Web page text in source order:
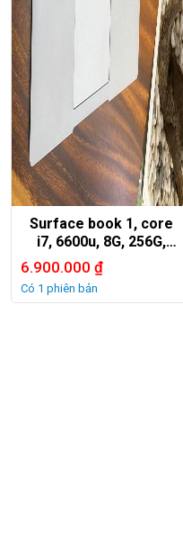
Surface book 1, core
i7, 6600u, 8G, 256G,
Nvida Gpu 1G, no touch
6.900.000 ₫
Có 1 phiên bản